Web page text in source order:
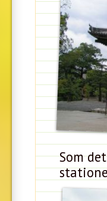
Som